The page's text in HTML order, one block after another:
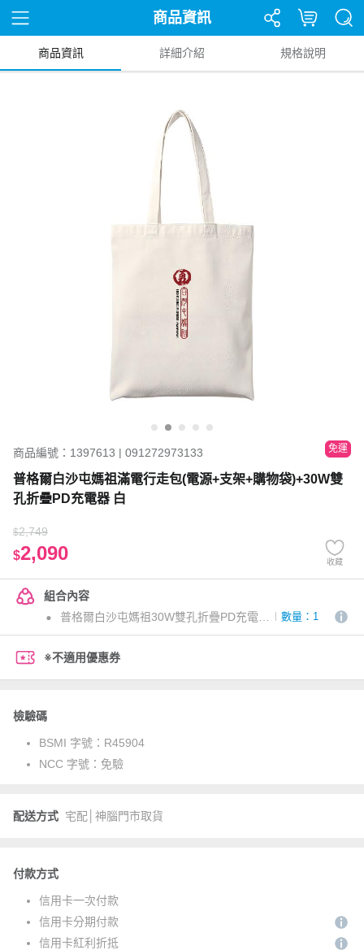
商品資訊
商品資訊 詳細介紹 規格說明
商品編號：1397613 | 091272973133 免運
普格爾白沙屯媽祖滿電行走包(電源+支架+購物袋)+30W雙
孔折疊PD充電器 白
$2,749
$2,090 收藏
組合內容
普格爾白沙屯媽祖30W雙孔折疊PD充電器 白
數量：1
※不適用優惠券
檢驗碼
BSMI 字號： R45904
NCC 字號： 免驗
配送方式 宅配│神腦門市取貨
付款方式
信用卡一次付款
信用卡分期付款
信用卡紅利折抵